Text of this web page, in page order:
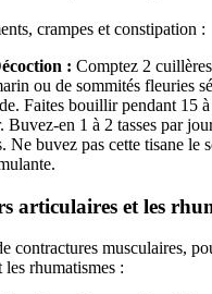
crampes et constipation :
: Comptez 2
ou de sommités fleuries
Faites bouillir pendant 15
Buvez-en 1 à 2 tasses par
Ne buvez pas cette tisane le
articulaires et les
contractures musculaires,
les rhumatismes :